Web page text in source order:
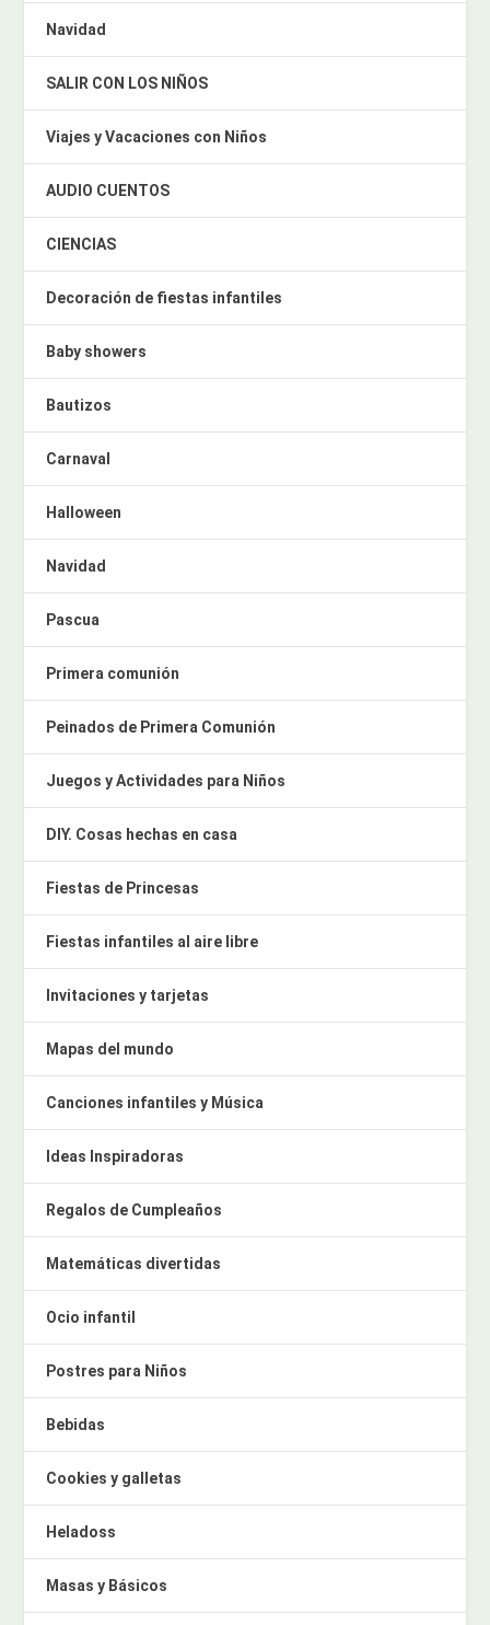
Navidad
SALIR CON LOS NIÑOS
Viajes y Vacaciones con Niños
AUDIO CUENTOS
CIENCIAS
Decoración de fiestas infantiles
Baby showers
Bautizos
Carnaval
Halloween
Navidad
Pascua
Primera comunión
Peinados de Primera Comunión
Juegos y Actividades para Niños
DIY. Cosas hechas en casa
Fiestas de Princesas
Fiestas infantiles al aire libre
Invitaciones y tarjetas
Mapas del mundo
Canciones infantiles y Música
Ideas Inspiradoras
Regalos de Cumpleaños
Matemáticas divertidas
Ocio infantil
Postres para Niños
Bebidas
Cookies y galletas
Heladoss
Masas y Básicos